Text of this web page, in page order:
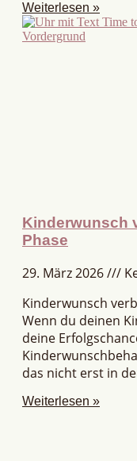
Weiterlesen »
Kinderwunsch
Phase
29. März 2026
Kinderwunsch
Wenn du deinen
deine
das nicht erst in
Weiterlesen »